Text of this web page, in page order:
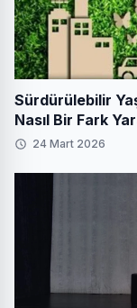
Sürdürülebilir
Nasıl Bir Fark
24 Mart 2026